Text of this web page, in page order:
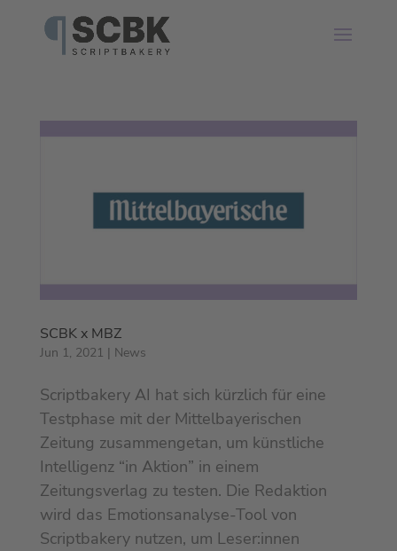
SCBK x MBZ
Jun 1, 2021 | News
Scriptbakery AI hat sich kürzlich für eine
Testphase mit der Mittelbayerischen
Zeitung zusammengetan, um künstliche
Intelligenz “in Aktion” in einem
Zeitungsverlag zu testen. Die Redaktion
wird das Emotionsanalyse-Tool von
Scriptbakery nutzen, um Leser:innen